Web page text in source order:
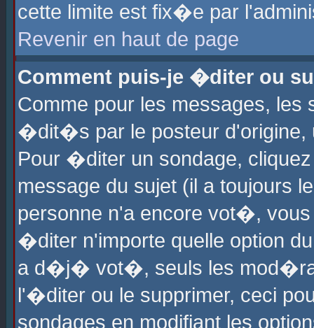
cette limite est fix�e par
Revenir en haut de page
Comment puis-je �diter ou
Comme pour les messages,
�dit�s par le posteur d'origine,
Pour �diter un sondage,
message du sujet (il a toujours
personne n'a encore vot�,
�diter n'importe quelle option
a d�j� vot�, seuls les
l'�diter ou le supprimer, ceci
sondages en modifiant les